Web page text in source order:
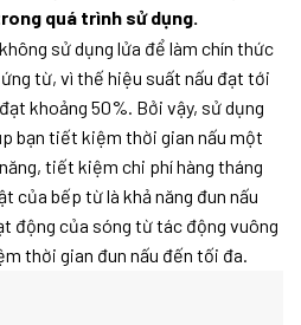
quá trình sử dụng.
sử dụng lửa để làm chín thức
từ, vì thế hiệu suất nấu đạt tới
khoảng 50%. Bởi vậy, sử dụng
bạn tiết kiệm thời gian nấu một
tiết kiệm chi phí hàng tháng
của bếp từ là khả năng đun nấu
động của sóng từ tác động vuông
thời gian đun nấu đến tối đa.